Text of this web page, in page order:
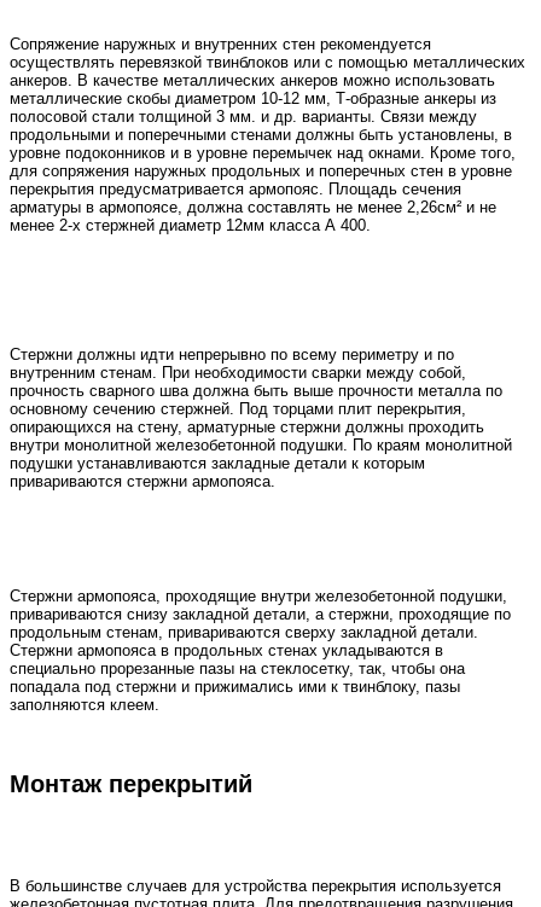
Сопряжение наружных и внутренних стен рекомендуется
осуществлять перевязкой твинблоков или с помощью металлических
анкеров. В качестве металлических анкеров можно использовать
металлические скобы диаметром 10-12 мм, Т-образные анкеры из
полосовой стали толщиной 3 мм. и др. варианты. Связи между
продольными и поперечными стенами должны быть установлены, в
уровне подоконников и в уровне перемычек над окнами. Кроме того,
для сопряжения наружных продольных и поперечных стен в уровне
перекрытия предусматривается армопояс. Площадь сечения
арматуры в армопоясе, должна составлять не менее 2,26см² и не
менее 2-х стержней диаметр 12мм класса А 400.
Стержни должны идти непрерывно по всему периметру и по
внутренним стенам. При необходимости сварки между собой,
прочность сварного шва должна быть выше прочности металла по
основному сечению стержней. Под торцами плит перекрытия,
опирающихся на стену, арматурные стержни должны проходить
внутри монолитной железобетонной подушки. По краям монолитной
подушки устанавливаются закладные детали к которым
привариваются стержни армопояса.
Стержни армопояса, проходящие внутри железобетонной подушки,
привариваются снизу закладной детали, а стержни, проходящие по
продольным стенам, привариваются сверху закладной детали.
Стержни армопояса в продольных стенах укладываются в
специально прорезанные пазы на стеклосетку, так, чтобы она
попадала под стержни и прижимались ими к твинблоку, пазы
заполняются клеем.
Монтаж перекрытий
В большинстве случаев для устройства перекрытия используется